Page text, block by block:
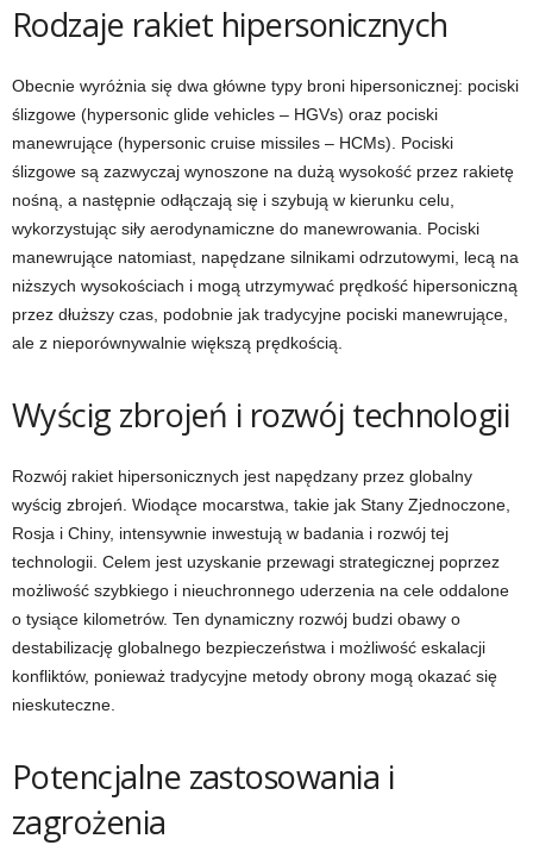
Rodzaje rakiet hipersonicznych
Obecnie wyróżnia się dwa główne typy broni hipersonicznej: pociski
ślizgowe (hypersonic glide vehicles – HGVs) oraz pociski
manewrujące (hypersonic cruise missiles – HCMs). Pociski
ślizgowe są zazwyczaj wynoszone na dużą wysokość przez rakietę
nośną, a następnie odłączają się i szybują w kierunku celu,
wykorzystując siły aerodynamiczne do manewrowania. Pociski
manewrujące natomiast, napędzane silnikami odrzutowymi, lecą na
niższych wysokościach i mogą utrzymywać prędkość hipersoniczną
przez dłuższy czas, podobnie jak tradycyjne pociski manewrujące,
ale z nieporównywalnie większą prędkością.
Wyścig zbrojeń i rozwój technologii
Rozwój rakiet hipersonicznych jest napędzany przez globalny
wyścig zbrojeń. Wiodące mocarstwa, takie jak Stany Zjednoczone,
Rosja i Chiny, intensywnie inwestują w badania i rozwój tej
technologii. Celem jest uzyskanie przewagi strategicznej poprzez
możliwość szybkiego i nieuchronnego uderzenia na cele oddalone
o tysiące kilometrów. Ten dynamiczny rozwój budzi obawy o
destabilizację globalnego bezpieczeństwa i możliwość eskalacji
konfliktów, ponieważ tradycyjne metody obrony mogą okazać się
nieskuteczne.
Potencjalne zastosowania i
zagrożenia